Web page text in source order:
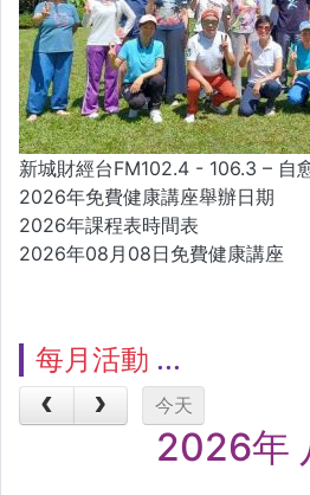
新城財經台FM102.4 - 106.3 – 自
2026年免費健康講座舉辦日期
2026年課程表時間表
2026年08月08日免費健康講座
每月活動
今天
2026年